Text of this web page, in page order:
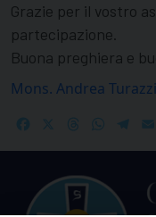
Grazie per il vostro
partecipazione.
Buona preghiera e
Mons. Andrea Turazzi
FacebookThreads